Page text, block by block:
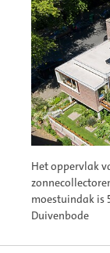
Het oppervlak
moestuindak is
Duivenbode